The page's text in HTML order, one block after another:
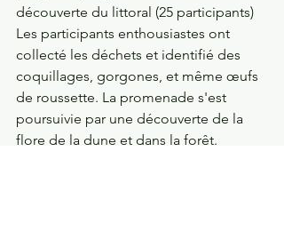
découverte du littoral (25 participants)
Les participants enthousiastes ont
collecté les déchets et identifié des
coquillages, gorgones, et même œufs
de roussette. La promenade s'est
poursuivie par une découverte de la
flore de la dune et dans la forêt.